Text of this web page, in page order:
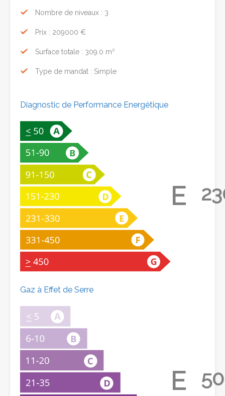
Nombre de niveaux : 3
Prix : 209000 €
Surface totale : 309.0 m²
Type de mandat : Simple
Diagnostic de Performance Energétique
E
Gaz à Effet de Serre
E 50